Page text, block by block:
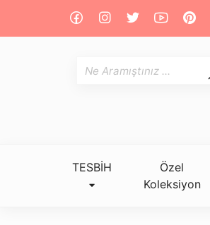
TESBİH
Özel
Koleksiyon